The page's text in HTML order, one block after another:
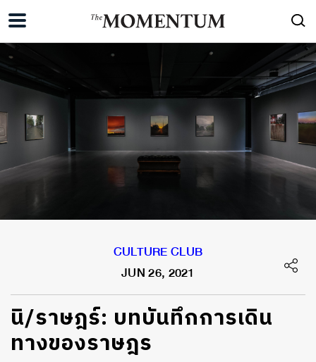
CULTURE CLUB
JUN 26, 2021
นิ/ราษฎร์: บทบันทึกการเดิน
ทางของราษฎร